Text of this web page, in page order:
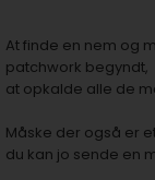
At finde en nem og
patchwork begyndt,
at opkalde alle de
Måske der også er
du kan jo sende en